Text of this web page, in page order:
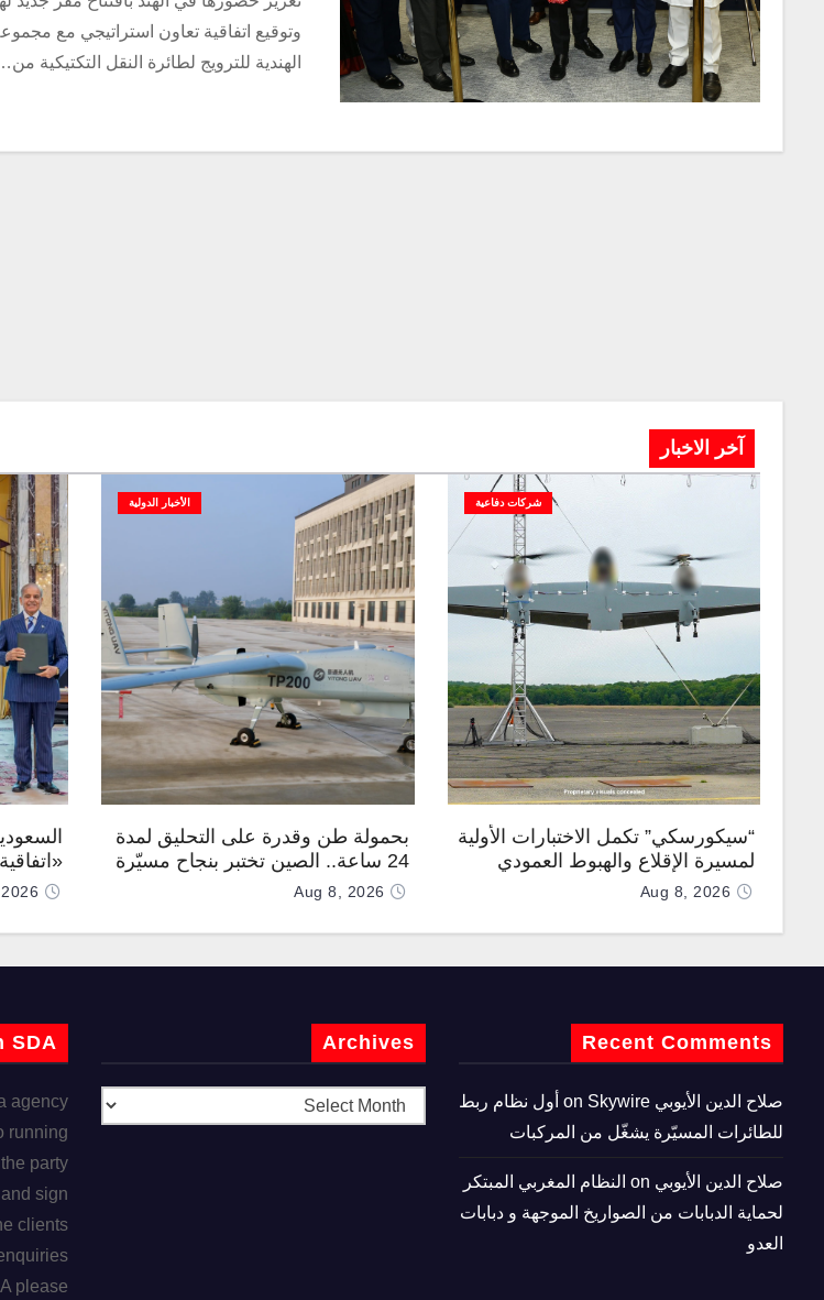
وتوقيع اتفاقية تعاون استراتيجي مع
الهندية للترويج لطائرة النقل التكتيكية
آخر الاخبار
شركات دفاعية
“سيكورسكي” تكمل الاختبارات الأولية
لمسيرة الإقلاع والهبوط العمودي
“نوماد 100”Aug 8, 2026
الأخبار الدولية
بحمولة طن وقدرة على التحليق لمدة
24 ساعة.. الصين تختبر بنجاح مسيّرة
“TP200”
Aug 8, 2026
Recent Comments
صلاح الدين الأيوبي
Skywire أول نظام ربط
للطائرات المسيّرة يشغّل من المركبات
صلاح الدين الأيوبي
النظام المغربي المبتكر
لحماية الدبابات من الصواريخ الموجهة و دبابات
العدو
Archives
SDA
agency
running
party
sign
clients
please